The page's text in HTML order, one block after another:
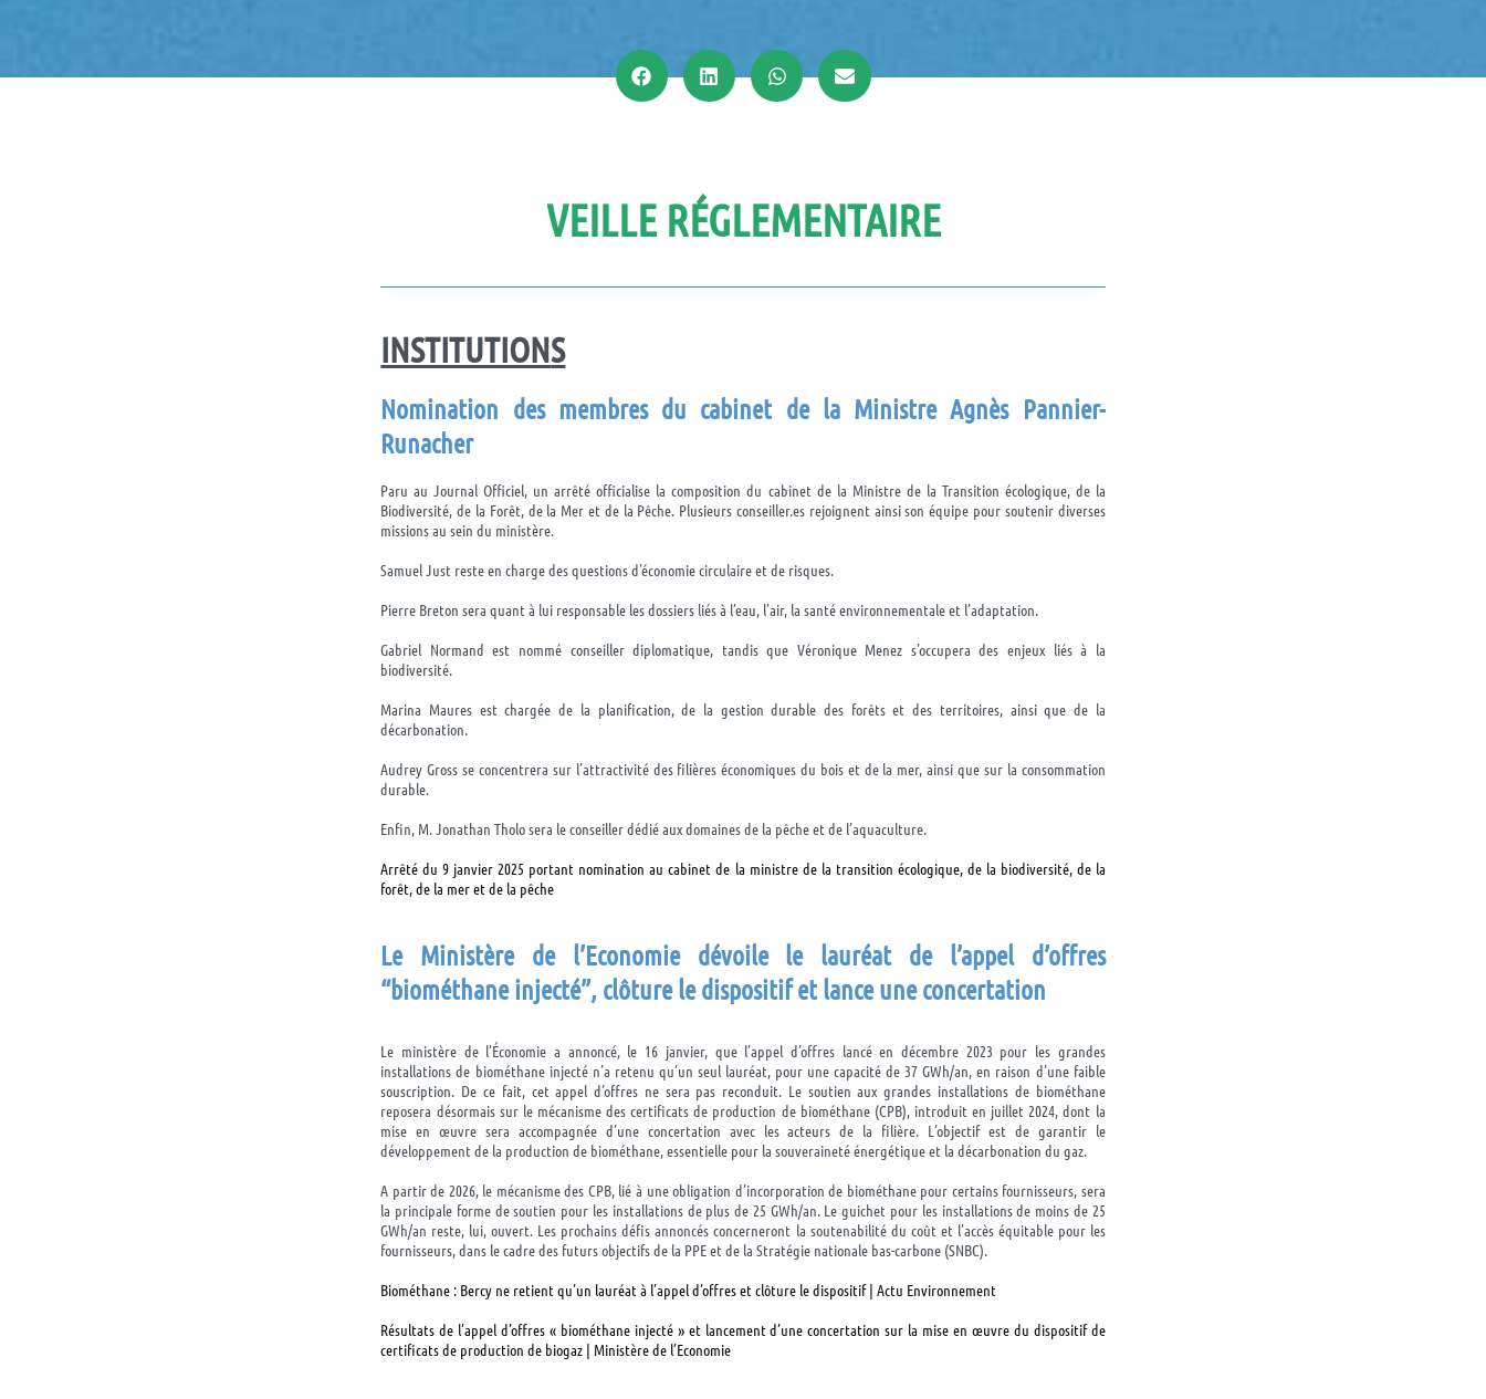
VEILLE RÉGLEMENTAIRE
INSTITUTIONS
Nomination des membres du cabinet de la Ministre Agnès Pannier-
Runacher
Paru au Journal Officiel, un arrêté officialise la composition du cabinet de la Ministre de la Transition écologique, de la
Biodiversité, de la Forêt, de la Mer et de la Pêche. Plusieurs conseiller.es rejoignent ainsi son équipe pour soutenir diverses
missions au sein du ministère.
Samuel Just reste en charge des questions d’économie circulaire et de risques.
Pierre Breton sera quant à lui responsable les dossiers liés à l’eau, l’air, la santé environnementale et l’adaptation.
Gabriel Normand est nommé conseiller diplomatique, tandis que Véronique Menez s’occupera des enjeux liés à la
biodiversité.
Marina Maures est chargée de la planification, de la gestion durable des forêts et des territoires, ainsi que de la
décarbonation.
Audrey Gross se concentrera sur l’attractivité des filières économiques du bois et de la mer, ainsi que sur la consommation
durable.
Enfin, M. Jonathan Tholo sera le conseiller dédié aux domaines de la pêche et de l’aquaculture.
Arrêté du 9 janvier 2025 portant nomination au cabinet de la ministre de la transition écologique, de la biodiversité, de la
forêt, de la mer et de la pêche
Le Ministère de l’Economie dévoilele lauréat de l’appel d’offres
“biométhane injecté”, clôture le dispositif et lance une concertation
Le ministère de l’Économie a annoncé, le 16 janvier, que l’appel d’offres lancé en décembre 2023 pour les grandes
installations de biométhane injecté n’a retenu qu’un seul lauréat, pour une capacité de 37 GWh/an, en raison d’une faible
souscription. De ce fait, cet appel d’offres ne sera pas reconduit. Le soutien aux grandes installations de biométhane
reposera désormais sur le mécanisme des certificats de production de biométhane (CPB), introduit en juillet 2024, dont la
mise en œuvre sera accompagnée d’une concertation avec les acteurs de la filière. L’objectif est de garantir le
développement de la production de biométhane, essentielle pour la souveraineté énergétique et la décarbonation du gaz.
A partir de 2026, le mécanisme des CPB, lié à une obligation d’incorporation de biométhane pour certains fournisseurs, sera
la principale forme de soutien pour les installations de plus de 25 GWh/an. Le guichet pour les installations de moins de 25
GWh/an reste, lui, ouvert. Les prochains défis annoncés concerneront la soutenabilité du coût et l’accès équitable pour les
fournisseurs, dans le cadre des futurs objectifs de la PPE et de la Stratégie nationale bas-carbone (SNBC).
Biométhane : Bercy ne retient qu’un lauréat à l’appel d’offres et clôture le dispositif | Actu Environnement
Résultats de l’appel d’offres « biométhane injecté » et lancement d’une concertation sur la mise en œuvre du dispositif de
certificats de production de biogaz | Ministère de l’Economie